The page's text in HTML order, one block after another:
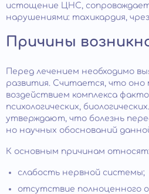
истощение ЦНС,
нарушениями: тахикардия,
Причины
Перед лечением необходимо
развития. Считается, что оно
воздействием комплекса
психологических,
утверждают, что болезнь
но научных обоснований
К основным причинам относят:
слабость нервной системы;
отсутствие полноценного